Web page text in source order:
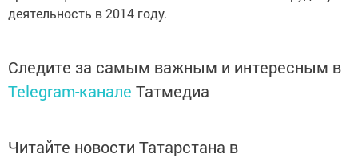
деятельность в 2014 году.
Следите за самым важным и интересным в
Telegram-канале Татмедиа
Читайте новости Татарстана в